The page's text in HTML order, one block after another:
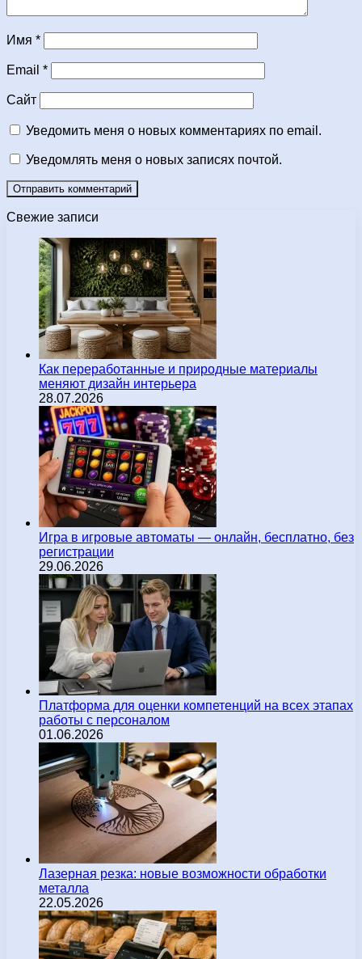
Имя *
Email *
Сайт
Уведомить меня о новых комментариях по email.
Уведомлять меня о новых записях почтой.
Свежие записи
Как переработанные и природные материалы
меняют дизайн интерьера
28.07.2026
Игра в игровые автоматы — онлайн, бесплатно, без
регистрации
29.06.2026
Платформа для оценки компетенций на всех этапах
работы с персоналом
01.06.2026
Лазерная резка: новые возможности обработки
металла
22.05.2026